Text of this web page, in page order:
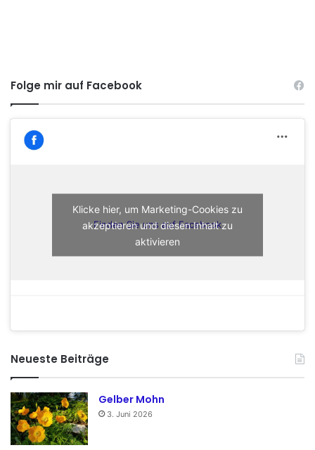
Folge mir auf Facebook
Finden Sie uns auf Facebook
Klicke hier, um Marketing-Cookies zu
akzeptieren und diesen Inhalt zu
aktivieren
Neueste Beiträge
Gelber Mohn
3. Juni 2026